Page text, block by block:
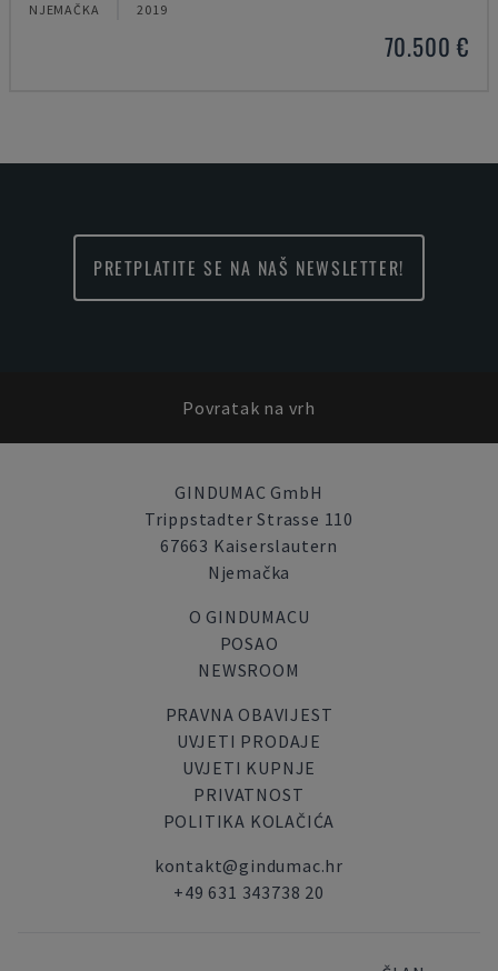
NJEMAČKA 2019
70.500 €
PRETPLATITE SE NA NAŠ NEWSLETTER!
Povratak na vrh
GINDUMAC GmbH
Trippstadter Strasse 110
67663 Kaiserslautern
Njemačka
O GINDUMACU
POSAO
NEWSROOM
PRAVNA OBAVIJEST
UVJETI PRODAJE
UVJETI KUPNJE
PRIVATNOST
POLITIKA KOLAČIĆA
kontakt@gindumac.hr
+49 631 343738 20